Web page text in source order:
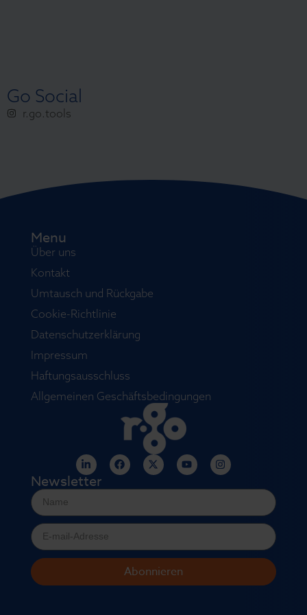
Go Social
r.go.tools
Menu
Über uns
Kontakt
Umtausch und Rückgabe
Cookie-Richtlinie
Datenschutzerklärung
Impressum
Haftungsausschluss
Allgemeinen Geschäftsbedingungen
Newsletter
Abonnieren